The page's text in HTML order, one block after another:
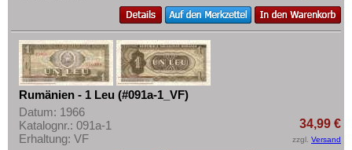
Impressum
Rumänien - 1 Leu (#091a-1_VF)
Datum: 1966
Katalognr.: 091a-1
Erhaltung: VF
34,99 €
zzgl. Versand